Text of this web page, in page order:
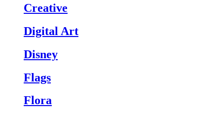
Creative
Digital Art
Disney
Flags
Flora